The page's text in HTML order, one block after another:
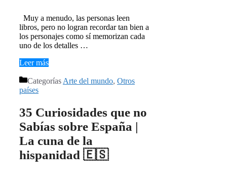
Muy a menudo, las personas leen
libros, pero no logran recordar tan bien a
los personajes como sí memorizan cada
uno de los detalles …
Leer más
Categorías Arte del mundo, Otros
países
35 Curiosidades que no
Sabías sobre España |
La cuna de la
hispanidad 🇪🇸